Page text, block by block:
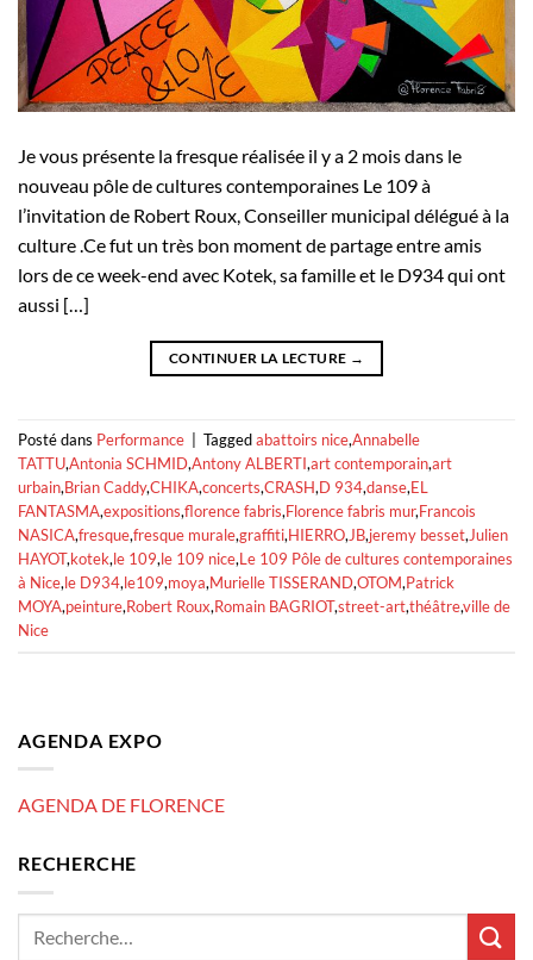
Je vous présente la fresque réalisée il y a 2 mois dans le
nouveau pôle de cultures contemporaines Le 109 à
l’invitation de Robert Roux, Conseiller municipal délégué à la
culture .Ce fut un très bon moment de partage entre amis
lors de ce week-end avec Kotek, sa famille et le D934 qui ont
aussi […]
CONTINUER LA LECTURE →
Posté dans Performance Taggedabattoirs nice,Annabelle
TATTU,Antonia SCHMID,Antony ALBERTI,art contemporain,art
urbain,Brian Caddy,CHIKA,concerts,CRASH,D 934,danse,EL
FANTASMA,expositions,florence fabris,Florence fabris mur,Francois
NASICA,fresque,fresque murale,graffiti,HIERRO,JB,jeremy besset,Julien
HAYOT,kotek,le 109,le 109 nice,Le 109 Pôle de cultures contemporaines
à Nice,le D934,le109,moya,Murielle TISSERAND,OTOM,Patrick
MOYA,peinture,Robert Roux,Romain BAGRIOT,street-art,théâtre,ville de
Nice
AGENDA EXPO
AGENDA DE FLORENCE
RECHERCHE